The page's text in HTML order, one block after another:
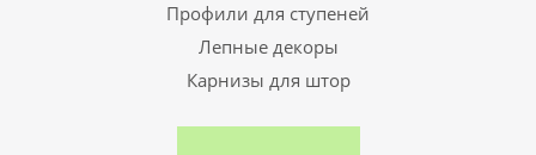
Профили для ступеней
Лепные декоры
Карнизы для штор